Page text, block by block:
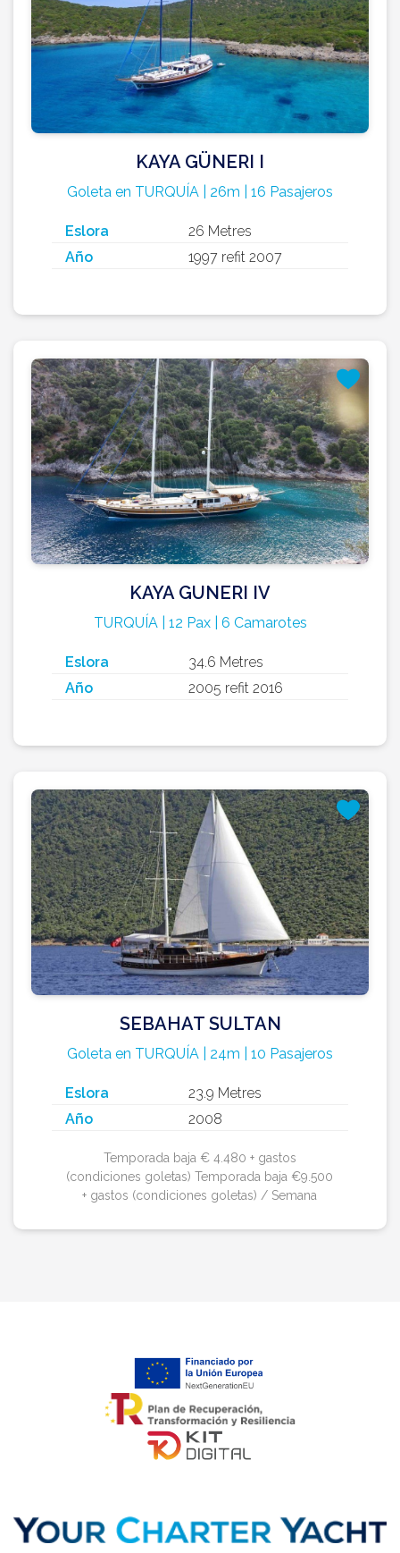
KAYA GÜNERI I
Goleta en TURQUÍA | 26m | 16 Pasajeros
Eslora
26 Metres
Año
1997 refit 2007
KAYA GUNERI IV
TURQUÍA | 12 Pax | 6 Camarotes
Eslora
34.6 Metres
Año
2005 refit 2016
SEBAHAT SULTAN
Goleta en TURQUÍA | 24m | 10 Pasajeros
Eslora
23.9 Metres
Año
2008
Temporada baja € 4.480 + gastos
(condiciones goletas) Temporada baja €9.500
+ gastos (condiciones goletas) / Semana